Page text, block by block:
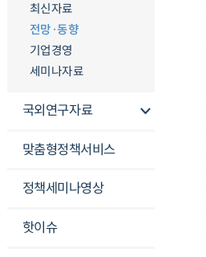
최신자료
전망·동향
기업경영
세미나자료
국외연구자료
맞춤형정책서비스
정책세미나영상
핫이슈